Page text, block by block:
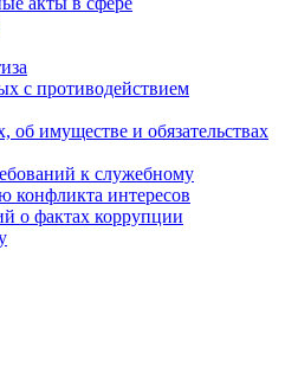
с противодействием
об имуществе и обязательствах
к служебному
конфликта интересов
о фактах коррупции